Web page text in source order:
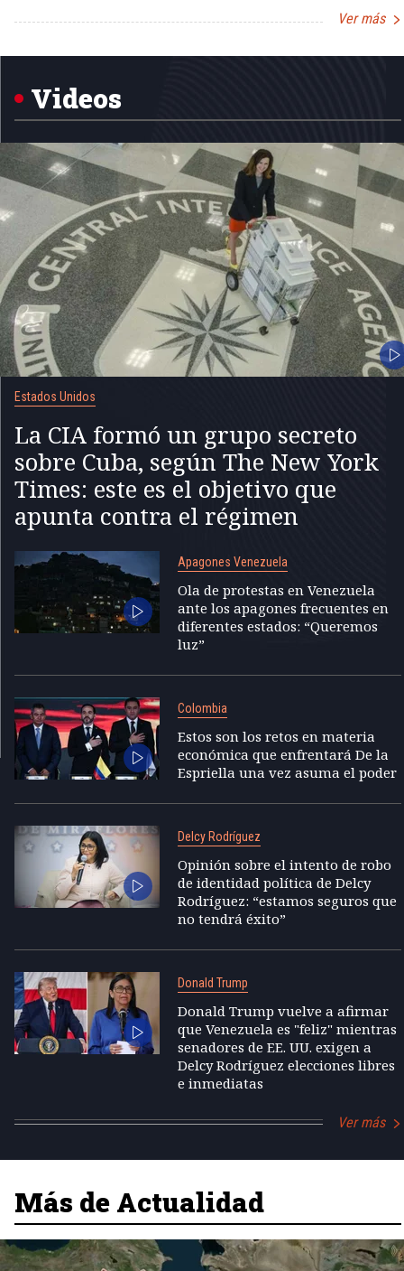
Ver más
1
Videos
Estados Unidos
La CIA formó un grupo secreto
sobre Cuba, según The New York
Times: este es el objetivo que
apunta contra el régimen
Apagones Venezuela
Ola de protestas en Venezuela
ante los apagones frecuentes en
diferentes estados: “Queremos
luz”
Colombia
Estos son los retos en materia
económica que enfrentará De la
Espriella una vez asuma el poder
Delcy Rodríguez
Opinión sobre el intento de robo
de identidad política de Delcy
Rodríguez: “estamos seguros que
no tendrá éxito”
Donald Trump
Donald Trump vuelve a afirmar
que Venezuela es "feliz" mientras
senadores de EE. UU. exigen a
Delcy Rodríguez elecciones libres
e inmediatas
Ver más
Más de Actualidad